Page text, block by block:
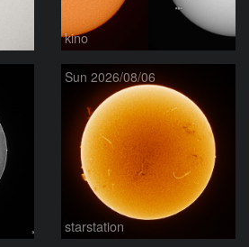
kino
Sun 2026/08/06
starstation